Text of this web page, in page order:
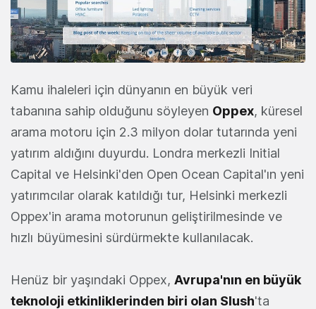
Kamu ihaleleri için dünyanın en büyük veri
tabanına sahip olduğunu söyleyen Oppex, küresel
arama motoru için 2.3 milyon dolar tutarında yeni
yatırım aldığını duyurdu. Londra merkezli Initial
Capital ve Helsinki'den Open Ocean Capital'ın yeni
yatırımcılar olarak katıldığı tur, Helsinki merkezli
Oppex'in arama motorunun geliştirilmesinde ve
hızlı büyümesini sürdürmekte kullanılacak.
Henüz bir yaşındaki Oppex, Avrupa'nın en büyük
teknoloji etkinliklerinden biri olan Slush'ta